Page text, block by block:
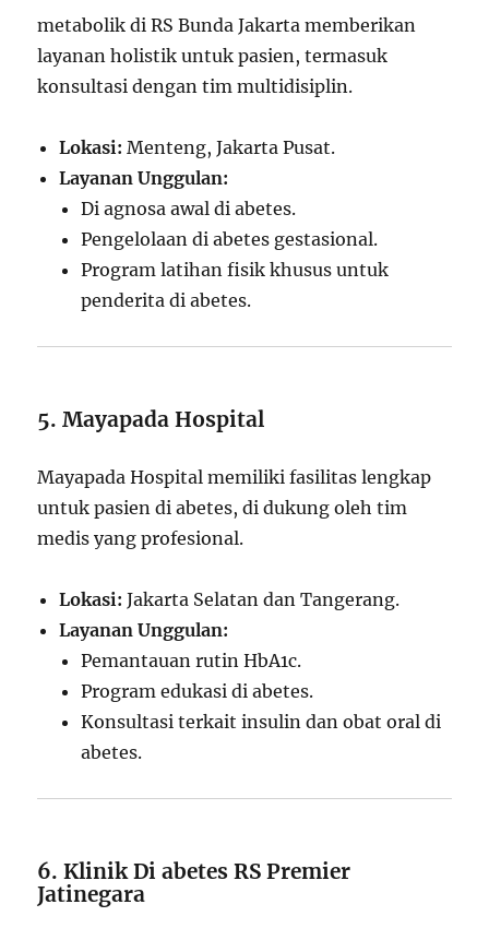
metabolik di RS Bunda Jakarta memberikan
layanan holistik untuk pasien, termasuk
konsultasi dengan tim multidisiplin.
Lokasi: Menteng, Jakarta Pusat.
Layanan Unggulan:
Di agnosa awal di abetes.
Pengelolaan di abetes gestasional.
Program latihan fisik khusus untuk
penderita di abetes.
5. Mayapada Hospital
Mayapada Hospital memiliki fasilitas lengkap
untuk pasien di abetes, di dukung oleh tim
medis yang profesional.
Lokasi: Jakarta Selatan dan Tangerang.
Layanan Unggulan:
Pemantauan rutin HbA1c.
Program edukasi di abetes.
Konsultasi terkait insulin dan obat oral di
abetes.
6. Klinik Di abetes RS Premier
Jatinegara